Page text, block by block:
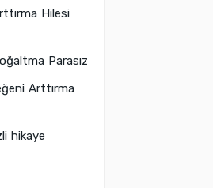
Hilesi
Parasız
Arttırma
hikaye